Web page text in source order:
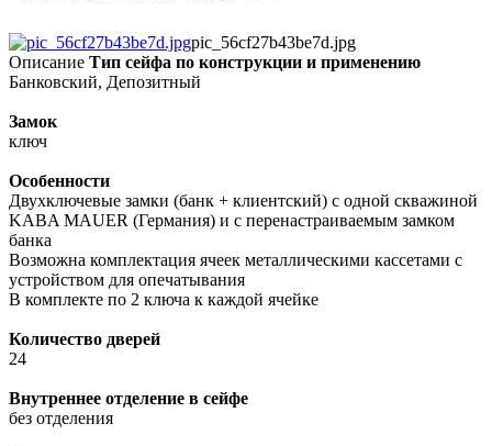
pic_56cf27b43be7d.jpg
Описание Тип сейфа по конструкции и применению
Банковский, Депозитный
Замок
ключ
Особенности
Двухключевые замки (банк + клиентский) с одной скважиной
KABA MAUER (Германия) и с перенастраиваемым замком
банка
Возможна комплектация ячеек металлическими кассетами с
устройством для опечатывания
В комплекте по 2 ключа к каждой ячейке
Количество дверей
24
Внутреннее отделение в сейфе
без отделения